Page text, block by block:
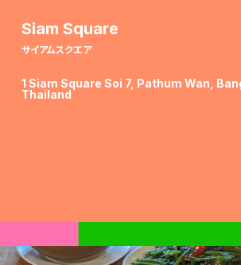
Siam Square
サイアムスクエア
1 Siam Square Soi 7, Pathum Wan,
Thailand